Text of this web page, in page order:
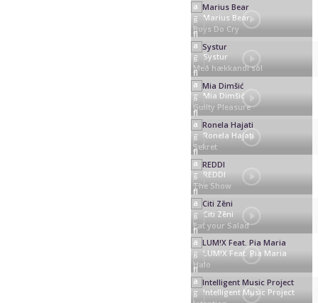
Marius Bear
Boys Do Cry
Systur
Með hækkandi sól
Mia Dimšić
Guilty Pleasure
Ronela Hajati
Sekret
REDDI
The Show
Citi Zēni
Eat your Salad
LUM!X Feat. Pia Maria
Halo
Intelligent Music Project